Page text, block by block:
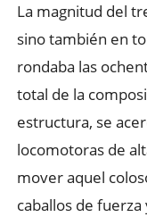
La magnitud del
sino también en
rondaba las
total de la
estructura, se
locomotoras de
mover aquel
caballos de